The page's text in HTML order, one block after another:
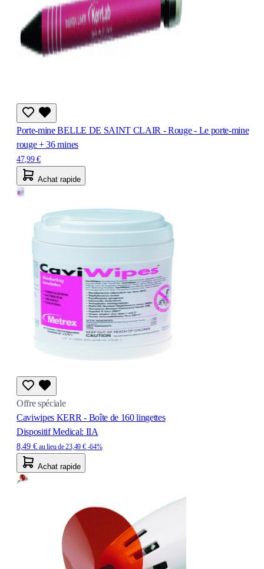
Porte-mine BELLE DE SAINT CLAIR - Rouge - Le porte-mine
rouge + 36 mines
47,99 €
Achat rapide
Offre spéciale
Caviwipes KERR - Boîte de 160 lingettes
Dispositif Medical: IIA
8,49 € au lieu de23,49 € -64%
Achat rapide